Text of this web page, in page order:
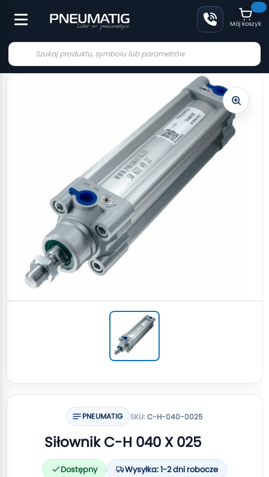
Mój koszyk
PNEUMATIG SKU:C-H-040-0025
Siłownik C-H 040 X 025
Dostępny Wysyłka: 1-2 dni robocze